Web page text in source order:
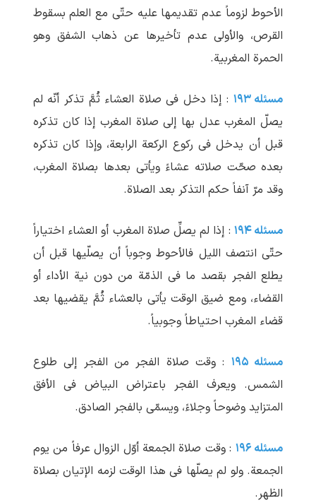
الأحوط لزوماً عدم تقدیمها علیه حتّی مع العلم بسقوط
القرص، والأولی عدم تأخیرها عن ذهاب الشفق وهو
الحمرة المغربیة.
مسئله ۱۹۳
: إذا دخل فی صلاة العشاء ثُمَّ تذکر أنّه لم
یصلّ المغرب عدل بها إلی صلاة المغرب إذا کان تذکره
قبل أن یدخل فی رکوع الرکعة الرابعة، وإذا کان تذکره
بعده صحّت صلاته عشاءً ویأتی بعدها بصلاة المغرب،
وقد مرّ آنفاً حکم التذکر بعد الصلاة.
مسئله ۱۹۴
: إذا لم یصلِّ صلاة المغرب أو العشاء اختیاراً
حتّی انتصف اللیل فالأحوط وجوباً أن یصلّیها قبل أن
یطلع الفجر بقصد ما فی الذمّة من دون نیة الأداء أو
القضاء، ومع ضیق الوقت یأتی بالعشاء ثُمَّ یقضیها بعد
قضاء المغرب احتیاطاً وجوبیاً.
مسئله ۱۹۵
: وقت صلاة الفجر من الفجر إلی طلوع
الشمس. ویعرف الفجر باعتراض البیاض فی الأفق
المتزاید وضوحاً وجلاءً، ویسمّی بالفجر الصادق.
مسئله ۱۹۶
: وقت صلاة الجمعة أوّل الزوال عرفاً من یوم
الجمعة. ولو لم یصلّها فی هذا الوقت لزمه الإتیان بصلاة
الظهر.